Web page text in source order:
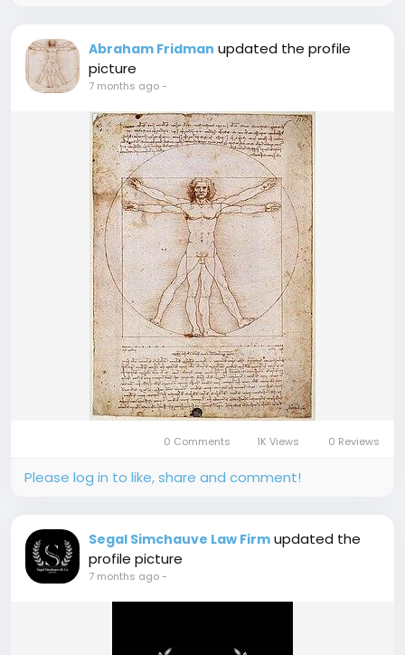
Abraham Fridman updated the profile
picture
7 months ago-
0 Comments 1K Views 0 Reviews
Please log in to like, share and comment!
Segal Simchauve Law Firm updated the
profile picture
7 months ago-